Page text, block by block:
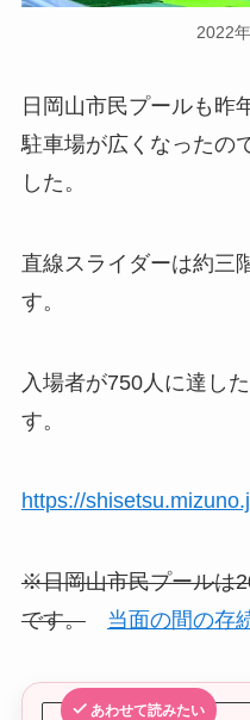
2022
日岡山市民プールも
駐車場が広くなったの
した。
直線スライダーは約三
す。
入場者が750人に達し
す。
https://
※日岡山市民プールは
です。
当面の間の存
あわせて読みたい